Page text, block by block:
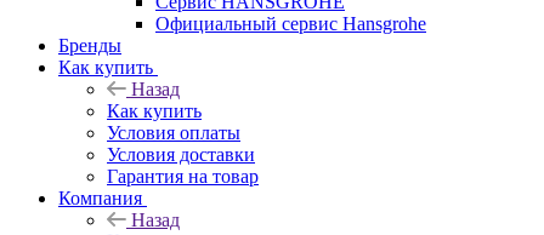
Официальный сервис Hansgrohe
Бренды
Как купить
Назад
Как купить
Условия оплаты
Условия доставки
Гарантия на товар
Компания
Назад